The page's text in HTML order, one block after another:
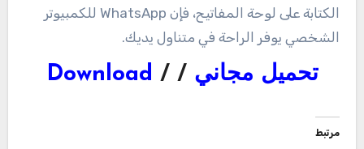
الكتابة على لوحة المفاتيح، فإن WhatsApp للكمبيوتر
الشخصي يوفر الراحة في متناول يديك.
تحميل مجاني / /
Download
مرتبط